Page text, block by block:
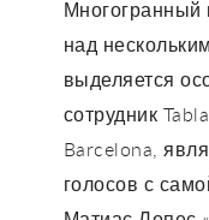
Многогранный
над
выделяется
сотрудник
Barcelona,
голосов с